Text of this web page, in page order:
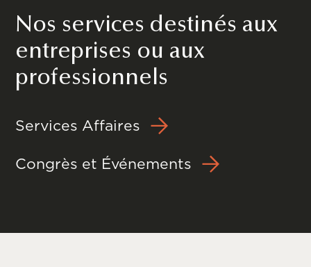
Nos services destinés aux
entreprises ou aux
professionnels
Services Affaires
Congrès et Événements